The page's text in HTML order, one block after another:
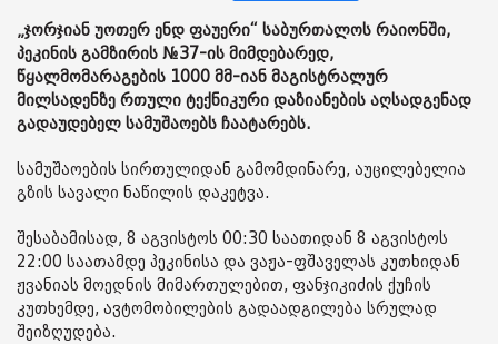
„ჯორჯიან უოთერ ენდ ფაუერი“ საბურთალოს რაიონში,
პეკინის გამზირის №37-ის მიმდებარედ,
წყალმომარაგების 1000 მმ-იან მაგისტრალურ
მილსადენზე რთული ტექნიკური დაზიანების აღსადგენად
გადაუდებელ სამუშაოებს ჩაატარებს.
სამუშაოების სირთულიდან გამომდინარე, აუცილებელია
გზის სავალი ნაწილის დაკეტვა.
შესაბამისად, 8 აგვისტოს 00:30 საათიდან 8 აგვისტოს
22:00 საათამდე პეკინისა და ვაჟა-ფშაველას კუთხიდან
ჟვანიას მოედნის მიმართულებით, ფანჯიკიძის ქუჩის
კუთხემდე, ავტომობილების გადაადგილება სრულად
შეიზღუდება.